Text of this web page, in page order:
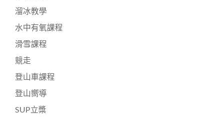
溜冰教學
水中有氧課程
滑雪課程
競走
登山車課程
登山嚮導
SUP立槳